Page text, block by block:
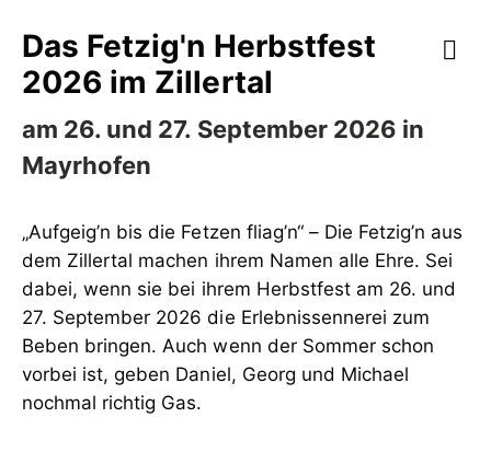
Das Fetzig'n Herbstfest
2026 im Zillertal
am 26. und 27. September 2026 in
Mayrhofen
„Aufgeig’n bis die Fetzen fliag’n“ – Die Fetzig’n aus
dem Zillertal machen ihrem Namen alle Ehre. Sei
dabei, wenn sie bei ihrem Herbstfest am 26. und
27. September 2026 die Erlebnissennerei zum
Beben bringen. Auch wenn der Sommer schon
vorbei ist, geben Daniel, Georg und Michael
nochmal richtig Gas.